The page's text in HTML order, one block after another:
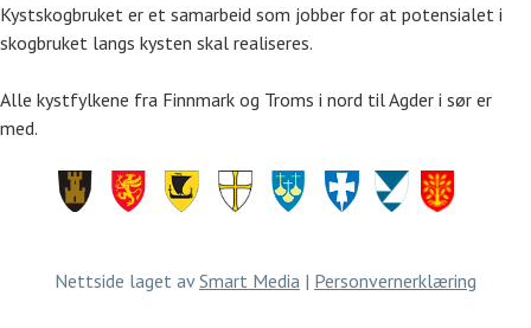
Kystskogbruket er et samarbeid som jobber for at potensialet i
skogbruket langs kysten skal realiseres.
Alle kystfylkene fra Finnmark og Troms i nord til Agder i sør er
med.
FinnmarkTroms NordlandTrøndelagMøre
RogalandVestland
Nettside laget avSmart Media | Personvernerklæring